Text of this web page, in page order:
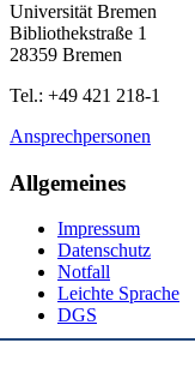
Universität Bremen
Bibliothekstraße 1
28359 Bremen
Tel.: +49 421 218-1
Ansprechpersonen
Allgemeines
Impressum
Datenschutz
Notfall
Leichte Sprache
DGS